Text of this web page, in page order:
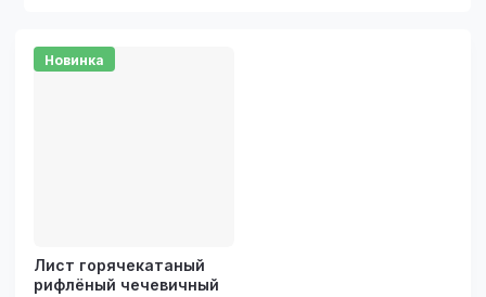
Цена -
Новинка
Лист горячекатаный
рифлёный чечевичный